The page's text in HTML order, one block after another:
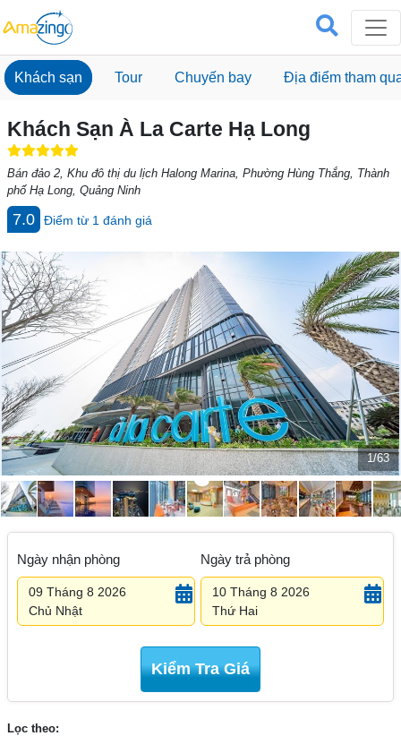
Khách sạn Tour Chuyến bay Địa điểm tham
Khách Sạn À La Carte Hạ Long
Bán đảo 2, Khu đô thị du lịch Halong Marina, Phường Hùng Thắng, Thành
phố Hạ Long, Quảng Ninh
7.0 Điểm từ 1 đánh giá
1/63
Previous Next
Ngày nhận phòng
09 Tháng 8 2026
Chủ Nhật
Ngày trả phòng
10 Tháng 8 2026
Thứ Hai
Kiểm Tra Giá
Lọc theo: